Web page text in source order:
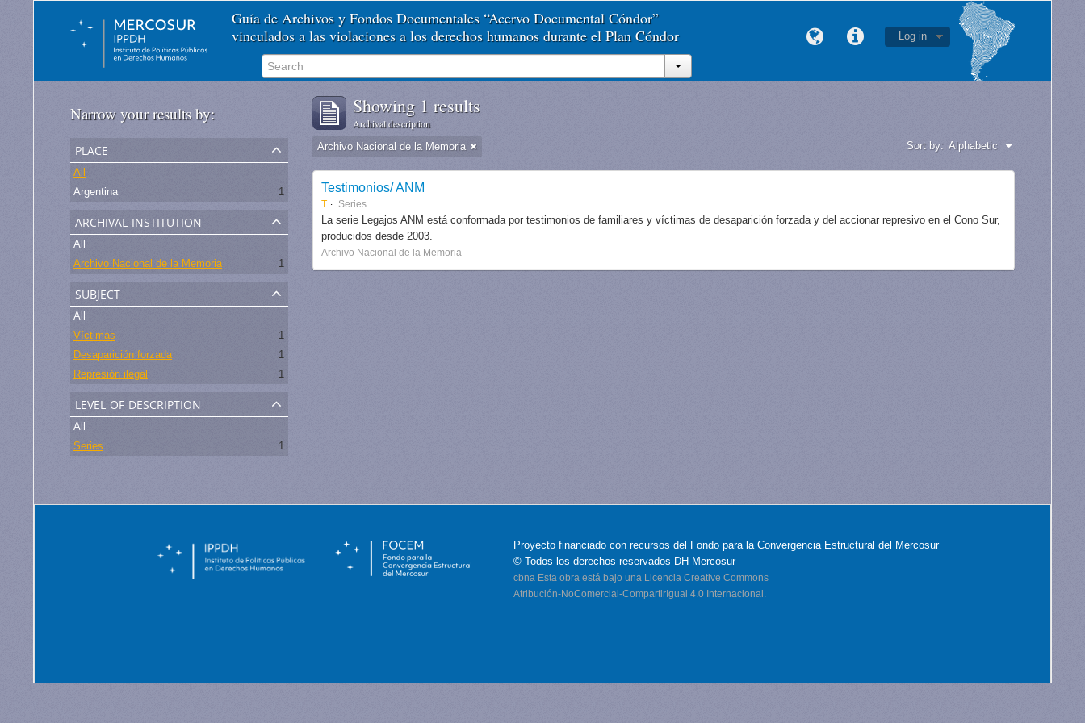
Guía de Archivos y Fondos Documentales “Acervo Documental Cóndor”
vinculados a las violaciones a los derechos humanos durante el Plan Cóndor
Log in
Narrow your results by:
place
All
Argentina
1
archival institution
All
Archivo Nacional de la Memoria
1
subject
All
Víctimas
1
Desaparición forzada
1
Represión ilegal
1
level of description
All
Series
1
Showing 1 results
Archival description
Archivo Nacional de la Memoria Sort by: Alphabetic
Testimonios/ ANM
T Series
La serie Legajos ANM está conformada por testimonios de familiares y víctimas de desaparición forzada y del accionar represivo en el Cono Sur,
producidos desde 2003.
Archivo Nacional de la Memoria
Proyecto financiado con recursos del Fondo para la Convergencia Estructural del Mercosur
© Todos los derechos reservados DH Mercosur
cbna Esta obra está bajo una Licencia Creative Commons
Atribución-NoComercial-CompartirIgual 4.0 Internacional.